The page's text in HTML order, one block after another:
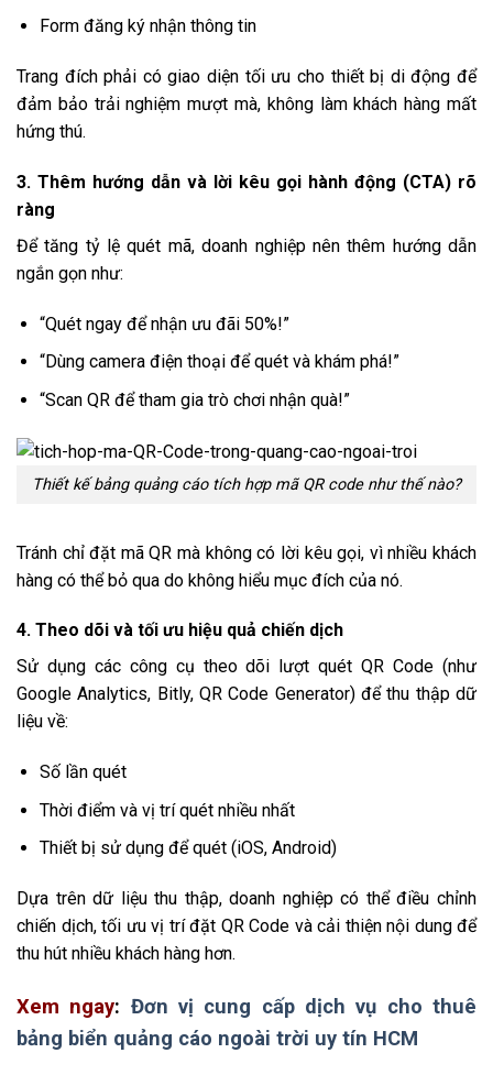
Form đăng ký nhận thông tin
Trang đích phải có giao diện tối ưu cho thiết bị di động để
đảm bảo trải nghiệm mượt mà, không làm khách hàng mất
hứng thú.
3. Thêm hướng dẫn và lời kêu gọi hành động (CTA) rõ
ràng
Để tăng tỷ lệ quét mã, doanh nghiệp nên thêm hướng dẫn
ngắn gọn như:
“Quét ngay để nhận ưu đãi 50%!”
“Dùng camera điện thoại để quét và khám phá!”
“Scan QR để tham gia trò chơi nhận quà!”
Thiết kế bảng quảng cáo tích hợp mã QR code như thế nào?
Tránh chỉ đặt mã QR mà không có lời kêu gọi, vì nhiều khách
hàng có thể bỏ qua do không hiểu mục đích của nó.
4. Theo dõi và tối ưu hiệu quả chiến dịch
Sử dụng các công cụ theo dõi lượt quét QR Code (như
Google Analytics, Bitly, QR Code Generator) để thu thập dữ
liệu về:
Số lần quét
Thời điểm và vị trí quét nhiều nhất
Thiết bị sử dụng để quét (iOS, Android)
Dựa trên dữ liệu thu thập, doanh nghiệp có thể điều chỉnh
chiến dịch, tối ưu vị trí đặt QR Code và cải thiện nội dung để
thu hút nhiều khách hàng hơn.
Xem ngay: Đơn vị cung cấp dịch vụ cho thuê
bảng biển quảng cáo ngoài trời uy tín HCM